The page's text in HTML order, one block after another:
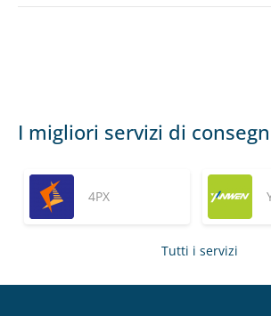
I migliori servizi di
4PX
Tutti i servizi